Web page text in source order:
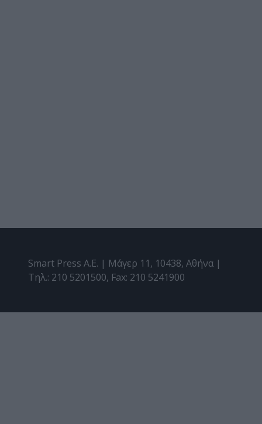
Smart Press A.E. | Μάγερ 11, 10438, Αθήνα |
Τηλ.: 210 5201500, Fax: 210 5241900